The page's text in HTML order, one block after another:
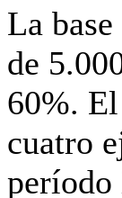
La
de
60%.
cuatro
período